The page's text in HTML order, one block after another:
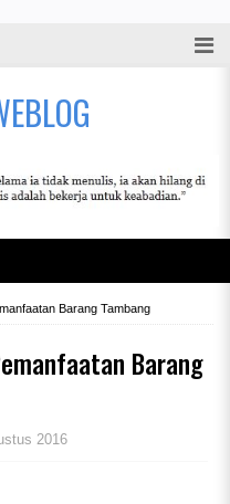
Barang Tambang
Barang
2016